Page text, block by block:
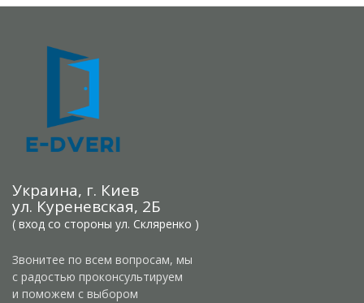
Украина, г. Киев
ул. Куреневская, 2Б
( вход со стороны ул. Скляренко )
Звонитее по всем вопросам, мы
с радостью проконсультируем
и поможем с выбором